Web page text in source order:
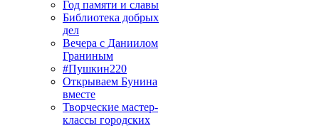
Год памяти и славы
Библиотека добрых
дел
Вечера с Даниилом
Граниным
#Пушкин220
Открываем Бунина
вместе
Творческие мастер-
классы городских